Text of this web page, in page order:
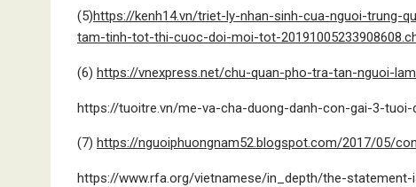
(5)https://kenh14.vn/triet-ly-nhan-sinh-cua-nguoi-trung-
tam-tinh-tot-thi-cuoc-doi-moi-tot-
(6) https://vnexpress.net/chu-quan-pho-tra-tan-nguoi-
https://tuoitre.vn/me-va-cha-duong-danh-con-gai-3-tuoi-
(7) https://nguoiphuongnam52.blogspot.com/2017/05/
https://www.rfa.org/vietnamese/in_depth/the-